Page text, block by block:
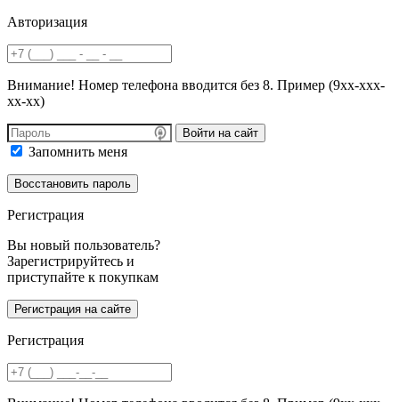
Авторизация
Внимание! Номер телефона вводится без 8. Пример (9хх-ххх-
хх-хх)
Войти на сайт
Запомнить меня
Регистрация
Вы новый пользователь?
Зарегистрируйтесь и
приступайте к покупкам
Регистрация